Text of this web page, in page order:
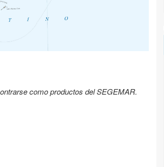
como productos del SEGEMAR.